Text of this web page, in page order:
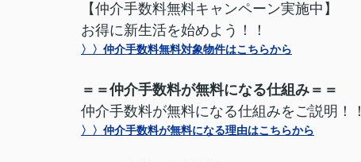
【仲介手数料無料キャンペーン実施中】
お得に新生活を始めよう！！
〉〉仲介手数料無料対象物件はこちらから
＝＝仲介手数料が無料になる仕組み＝＝
仲介手数料が無料になる仕組みをご説明！！
〉〉仲介手数料が無料になる理由はこちらから